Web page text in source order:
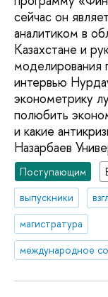
сейчас он
аналитиком в
Казахстане и
моделирования
интервью
эконометрику
полюбить
и какие
Назарбаев
Поступающим
выпускники
магистратура
международное